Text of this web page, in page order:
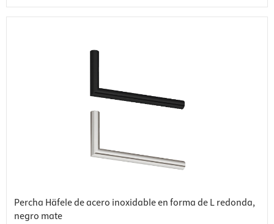
Percha Häfele de acero inoxidable en forma de L redonda,
negro mate